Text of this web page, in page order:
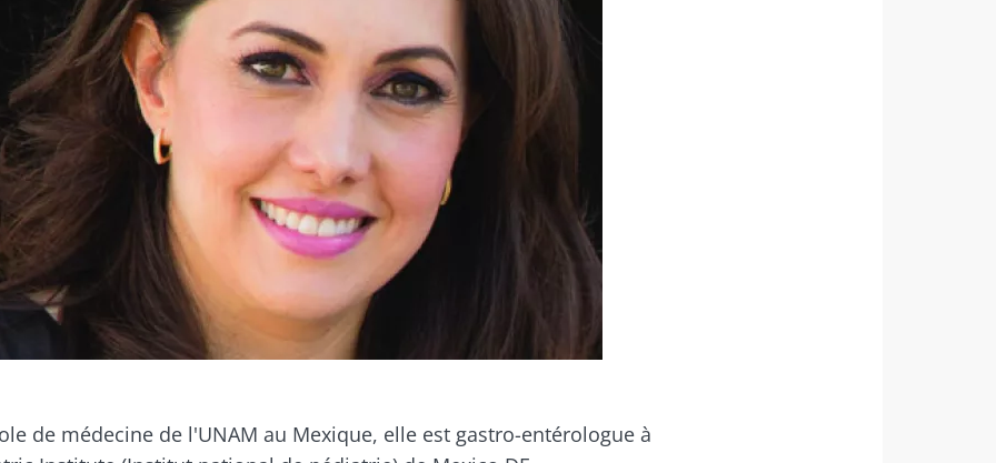
de médecine de l'UNAM au Mexique, elle est gastro-entérologue à
pas si vite !
du microbiote et recevez une fois par mois "The
rester au courant des dernières actualités sur le microbiote.